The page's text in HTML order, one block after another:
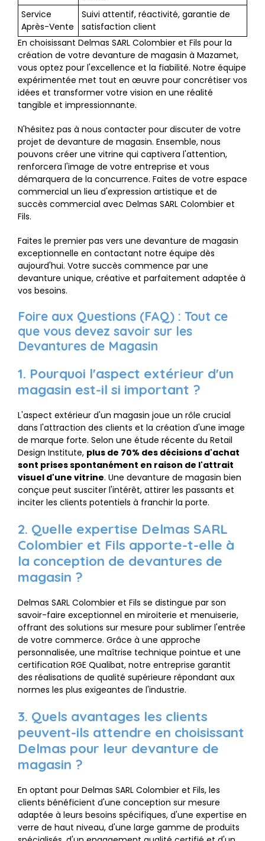
Service
Après-Vente
Suivi attentif, réactivité, garantie de
satisfaction client
En choisissant Delmas SARL Colombier et Fils pour la
création de votre devanture de magasin à Mazamet,
vous optez pour l'excellence et la fiabilité. Notre équipe
expérimentée met tout en œuvre pour concrétiser vos
idées et transformer votre vision en une réalité
tangible et impressionnante.
N'hésitez pas à nous contacter pour discuter de votre
projet de devanture de magasin. Ensemble, nous
pouvons créer une vitrine qui captivera l'attention,
renforcera l'image de votre entreprise et vous
démarquera de la concurrence. Faites de votre espace
commercial un lieu d'expression artistique et de
succès commercial avec Delmas SARL Colombier et
Fils.
Faites le premier pas vers une devanture de magasin
exceptionnelle en contactant notre équipe dès
aujourd'hui. Votre succès commence par une
devanture unique, créative et parfaitement adaptée à
vos besoins.
Foire aux Questions (FAQ) : Tout ce
que vous devez savoir sur les
Devantures de Magasin
1. Pourquoi l'aspect extérieur d'un
magasin est-il si important ?
L'aspect extérieur d'un magasin joue un rôle crucial
dans l'attraction des clients et la création d'une image
de marque forte. Selon une étude récente du Retail
Design Institute, plus de 70% des décisions d'achat
sont prises spontanément en raison de l'attrait
visuel d'une vitrine. Une devanture de magasin bien
conçue peut susciter l'intérêt, attirer les passants et
inciter les clients potentiels à franchir la porte.
2. Quelle expertise Delmas SARL
Colombier et Fils apporte-t-elle à
la conception de devantures de
magasin ?
Delmas SARL Colombier et Fils se distingue par son
savoir-faire exceptionnel en miroiterie et menuiserie,
offrant des solutions sur mesure pour sublimer l'entrée
de votre commerce. Grâce à une approche
personnalisée, une maîtrise technique pointue et une
certification RGE Qualibat, notre entreprise garantit
des réalisations de qualité supérieure répondant aux
normes les plus exigeantes de l'industrie.
3. Quels avantages les clients
peuvent-ils attendre en choisissant
Delmas pour leur devanture de
magasin ?
En optant pour Delmas SARL Colombier et Fils, les
clients bénéficient d'une conception sur mesure
adaptée à leurs besoins spécifiques, d'une expertise en
verre de haut niveau, d'une large gamme de produits